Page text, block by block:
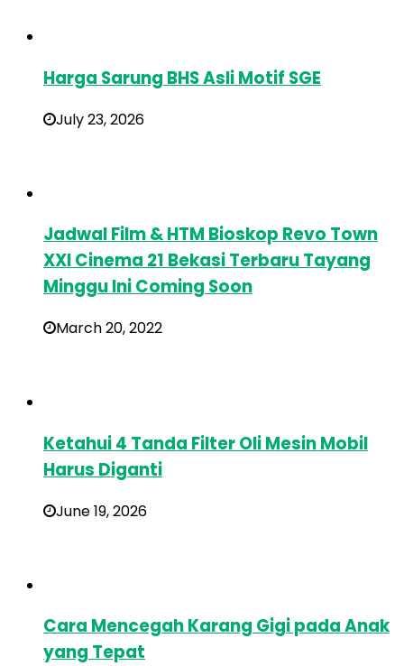
Harga Sarung BHS Asli Motif SGE
July 23, 2026
Jadwal Film & HTM Bioskop Revo Town
XXI Cinema 21 Bekasi Terbaru Tayang
Minggu Ini Coming Soon
March 20, 2022
Ketahui 4 Tanda Filter Oli Mesin Mobil
Harus Diganti
June 19, 2026
Cara Mencegah Karang Gigi pada Anak
yang Tepat